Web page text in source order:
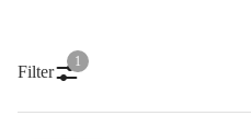
Filter
1